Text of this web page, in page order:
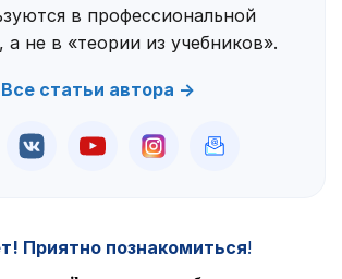
в профессиональной
а не в «теории из учебников».
Все статьи автора →
Приятно познакомиться!